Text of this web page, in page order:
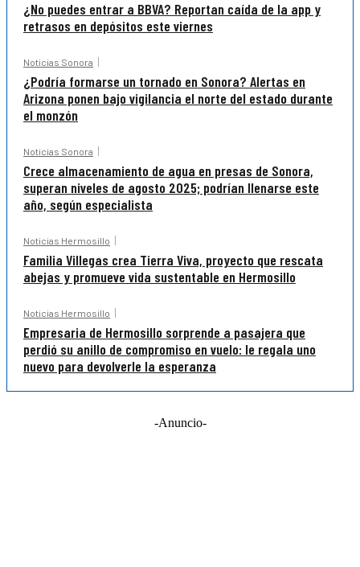
¿No puedes entrar a BBVA? Reportan caída de la app y
retrasos en depósitos este viernes
Noticias Sonora
¿Podría formarse un tornado en Sonora? Alertas en
Arizona ponen bajo vigilancia el norte del estado durante
el monzón
Noticias Sonora
Crece almacenamiento de agua en presas de Sonora,
superan niveles de agosto 2025; podrían llenarse este
año, según especialista
Noticias Hermosillo
Familia Villegas crea Tierra Viva, proyecto que rescata
abejas y promueve vida sustentable en Hermosillo
Noticias Hermosillo
Empresaria de Hermosillo sorprende a pasajera que
perdió su anillo de compromiso en vuelo: le regala uno
nuevo para devolverle la esperanza
-Anuncio-